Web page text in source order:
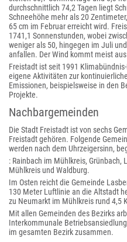
durchschnittlich 74,2 Tagen liegt
Schneehöhe mehr als 20
65 cm im Februar erreicht wird.
1741,1 Sonnenstunden, wobei
weniger als 50, hingegen im Juli
anfallen. Der Wind kommt meist
Freistadt ist seit 1991
eigene Aktivitäten zur
Emissionen, beispielsweise in den
Projekte.
Nachbargemeinden
Die Stadt Freistadt ist von sechs
Freistadt gehören. Folgende
werden nach dem Uhrzeigersinn,
: Rainbach im Mühlkreis,
Mühlkreis und Waldburg.
Im Osten reicht die Gemeinde
130 Meter Luftlinie an die Altstadt
zu Neumarkt im Mühlkreis rund 4,5
Mit allen Gemeinden des Bezirks
Interkommunale
im gesamten Bezirk zusammen.